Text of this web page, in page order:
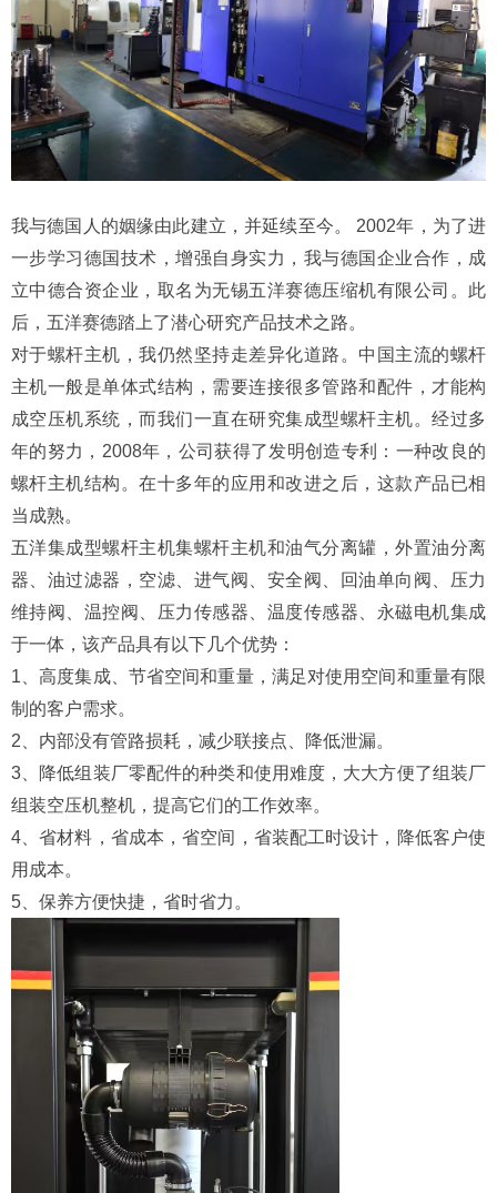
我与德国人的姻缘由此建立，并延续至今。 2002年，为了进
一步学习德国技术，增强自身实力，我与德国企业合作，成
立中德合资企业，取名为无锡五洋赛德压缩机有限公司。此
后，五洋赛德踏上了潜心研究产品技术之路。
对于螺杆主机，我仍然坚持走差异化道路。中国主流的螺杆
主机一般是单体式结构，需要连接很多管路和配件，才能构
成空压机系统，而我们一直在研究集成型螺杆主机。经过多
年的努力，2008年，公司获得了发明创造专利：一种改良的
螺杆主机结构。在十多年的应用和改进之后，这款产品已相
当成熟。
五洋集成型螺杆主机集螺杆主机和油气分离罐，外置油分离
器、油过滤器，空滤、进气阀、安全阀、回油单向阀、压力
维持阀、温控阀、压力传感器、温度传感器、永磁电机集成
于一体，该产品具有以下几个优势：
1、高度集成、节省空间和重量，满足对使用空间和重量有限
制的客户需求。
2、内部没有管路损耗，减少联接点、降低泄漏。
3、降低组装厂零配件的种类和使用难度，大大方便了组装厂
组装空压机整机，提高它们的工作效率。
4、省材料，省成本，省空间，省装配工时设计，降低客户使
用成本。
5、保养方便快捷，省时省力。